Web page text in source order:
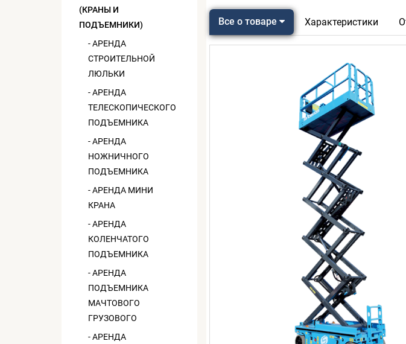
(КРАНЫ И
ПОДЪЕМНИКИ)
- АРЕНДА
СТРОИТЕЛЬНОЙ
ЛЮЛЬКИ
- АРЕНДА
ТЕЛЕСКОПИЧЕСКОГО
ПОДЪЕМНИКА
- АРЕНДА
НОЖНИЧНОГО
ПОДЪЕМНИКА
- АРЕНДА МИНИ
КРАНА
- АРЕНДА
КОЛЕНЧАТОГО
ПОДЪЕМНИКА
- АРЕНДА
ПОДЪЕМНИКА
МАЧТОВОГО
ГРУЗОВОГО
- АРЕНДА
Все о товаре Характеристики